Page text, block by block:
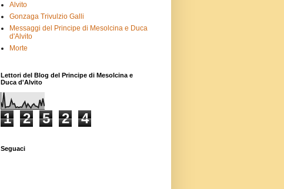
Alvito
Gonzaga Trivulzio Galli
Messaggi del Principe di Mesolcina e Duca
d'Alvito
Morte
Lettori del Blog del Principe di Mesolcina e
Duca d'Alvito
1 2 5 2 4
Seguaci